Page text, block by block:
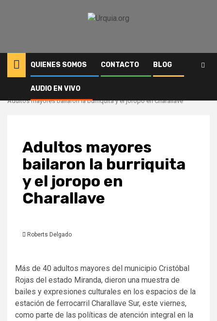
QUIENES SOMOS CONTACTO BLOG
AUDIO EN VIVO
Cultura
Adultos mayores bailaron la burriquita y el joropo en Charallave
Adultos mayores
bailaron la burriquita
y el joropo en
Charallave
Roberts Delgado
Más de 40 adultos mayores del municipio Cristóbal
Rojas del estado Miranda, dieron una muestra de
bailes y expresiones culturales en los espacios de la
estación de ferrocarril Charallave Sur, este viernes,
como parte de las políticas de atención integral en la